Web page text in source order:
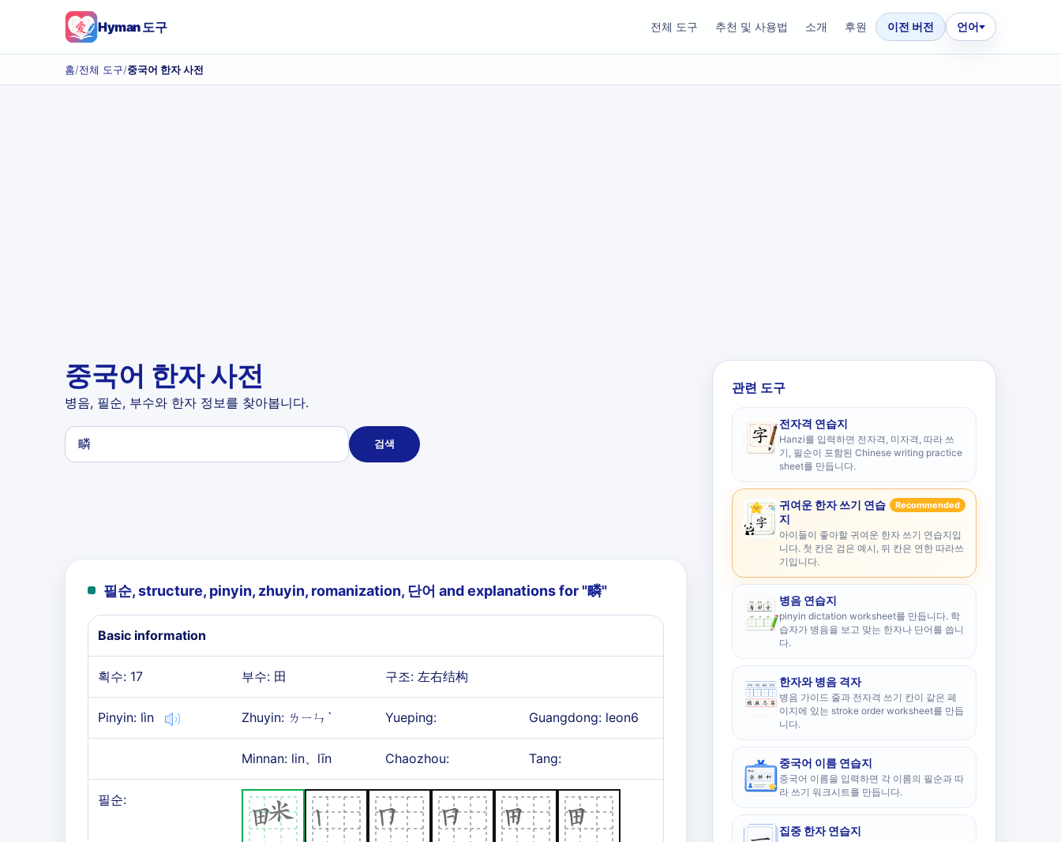
Hyman 도구 전체 도구 추천 및 사용법 소개 후원 이전 버전 언어
홈/전체 도구/중국어 한자 사전
중국어 한자 사전
병음, 필순, 부수와 한자 정보를 찾아봅니다.
검색
필순, structure, pinyin, zhuyin, romanization, 단어 and explanations for "疄"
Basic information
획수: 17 부수: 田 구조: 左右结构
Pinyin: lìn Zhuyin: ㄌㄧㄣˋ Yueping: Guangdong: leon6
Minnan: lin、līn Chaozhou: Tang:
필순:
관련 도구
전자격 연습지
Hanzi를 입력하면 전자격, 미자격, 따라 쓰
기, 필순이 포함된 Chinese writing practice
sheet를 만듭니다.
귀여운 한자 쓰기 연습
지
Recommended
아이들이 좋아할 귀여운 한자 쓰기 연습지입
니다. 첫 칸은 검은 예시, 뒤 칸은 연한 따라쓰
기입니다.
병음 연습지
pinyin dictation worksheet를 만듭니다. 학
습자가 병음을 보고 맞는 한자나 단어를 씁니
다.
한자와 병음 격자
병음 가이드 줄과 전자격 쓰기 칸이 같은 페
이지에 있는 stroke order worksheet를 만듭
니다.
중국어 이름 연습지
중국어 이름을 입력하면 각 이름의 필순과 따
라 쓰기 워크시트를 만듭니다.
집중 한자 연습지